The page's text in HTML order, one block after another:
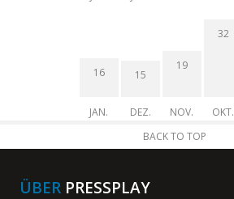
16
JAN.
15
DEZ.
19
NOV.
32
OKT.
BACK TO TOP
ÜBER PRESSPLAY